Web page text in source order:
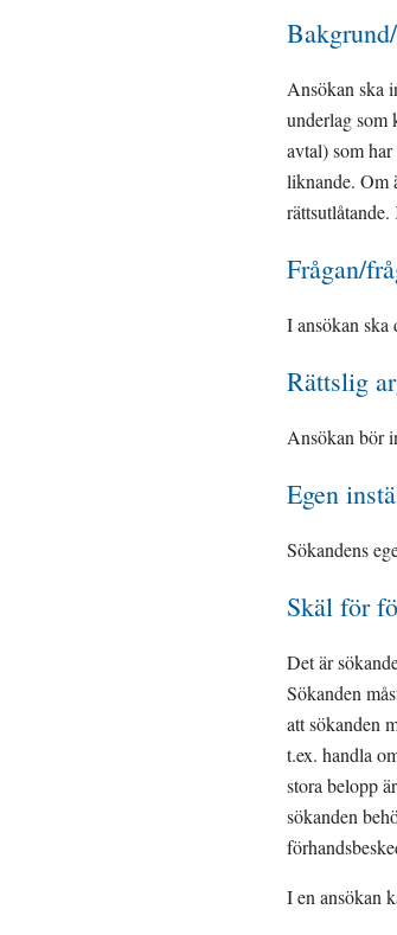
Ansökan ska
underlag som
avtal) som
liknande. Om
Frågan/
I ansökan ska
Rättslig
Ansökan bör
Egen
Sökandens
Skäl för
Det är
Sökanden
att sökanden
t.ex. handla
stora belopp
sökanden
I en ansökan